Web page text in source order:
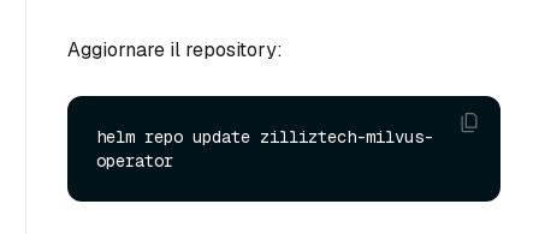
Aggiornare il repository:
helm repo update zilliztech-milvus-